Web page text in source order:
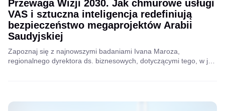
Przewaga Wizji 2030. Jak chmurowe usługi
VAS i sztuczna inteligencja redefiniują
bezpieczeństwo megaprojektów Arabii
Saudyjskiej
Zapoznaj się z najnowszymi badaniami Ivana Maroza,
regionalnego dyrektora ds. biznesowych, dotyczącymi tego, w jaki